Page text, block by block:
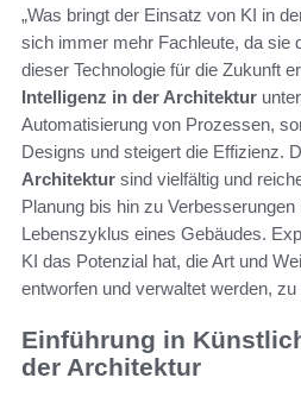
„Was bringt der Einsatz von KI in
sich immer mehr Fachleute, da sie
dieser Technologie für die Zukunft
Intelligenz in der Architektur
Automatisierung von Prozessen,
Designs und steigert die Effizienz.
Architektur sind vielfältig und
Planung bis hin zu
Lebenszyklus eines Gebäudes.
KI das Potenzial hat, die Art und
entworfen und verwaltet werden, zu
Einführung in
der Architektur